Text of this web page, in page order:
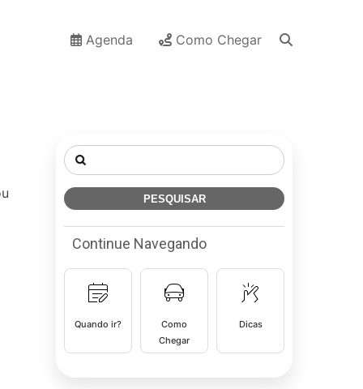
Agenda Como Chegar
Pesquisar
por:
Continue Navegando
Quando ir?
Como
Chegar
Dicas